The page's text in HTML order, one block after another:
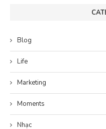
Blog
Life
Marketing
Moments
Nhạc